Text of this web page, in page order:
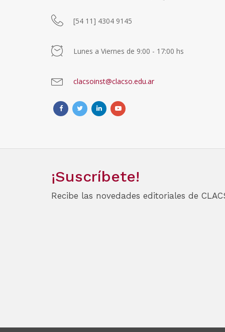
[54 11] 4304 9145
Lunes a Viernes de 9:00 - 17:00 hs
clacsoinst@clacso.edu.ar
¡Suscríbete!
Recibe las novedades editoriales de